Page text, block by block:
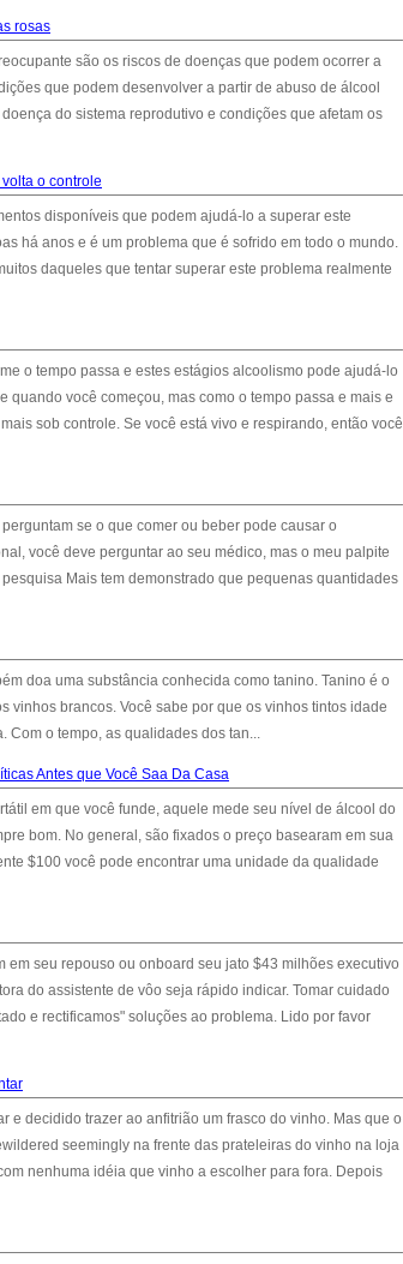
rosas
são os riscos de doenças que podem ocorrer a
que podem desenvolver a partir de abuso de álcool
do sistema reprodutivo e condições que afetam os
o controle
disponíveis que podem ajudá-lo a superar este
há anos e é um problema que é sofrido em todo o mundo.
daqueles que tentar superar este problema realmente
o tempo passa e estes estágios alcoolismo pode ajudá-lo
quando você começou, mas como o tempo passa e mais e
sob controle. Se você está vivo e respirando, então você
se o que comer ou beber pode causar o
você deve perguntar ao seu médico, mas o meu palpite
Mais tem demonstrado que pequenas quantidades
doa uma substância conhecida como tanino. Tanino é o
brancos. Você sabe por que os vinhos tintos idade
Com o tempo, as qualidades dos tan...
Antes que Você Saa Da Casa
em que você funde, aquele mede seu nível de álcool do
bom. No general, são fixados o preço basearam em sua
$100 você pode encontrar uma unidade da qualidade
seu repouso ou onboard seu jato $43 milhões executivo
do assistente de vôo seja rápido indicar. Tomar cuidado
e rectificamos" soluções ao problema. Lido por favor
e decidido trazer ao anfitrião um frasco do vinho. Mas que o
seemingly na frente das prateleiras do vinho na loja
nenhuma idéia que vinho a escolher para fora. Depois